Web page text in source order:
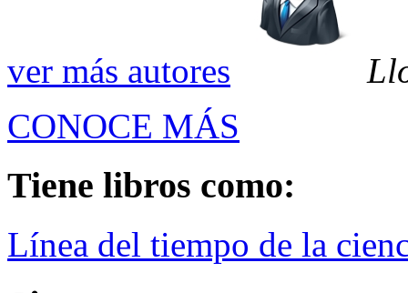
ver más autores
CONOCE MÁS
Tiene libros como:
Línea del tiempo de la